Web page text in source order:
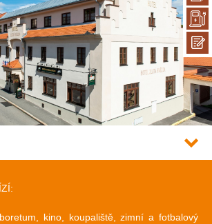
kino, koupaliště, zimní a fotbalový